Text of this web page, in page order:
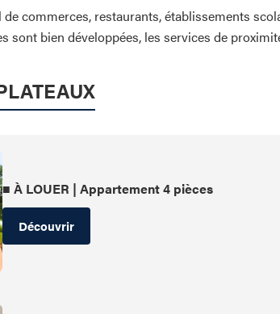
commerces, restaurants, établissements
bien développées, les services de
■ À LOUER | Appartement 4 pièces
Découvrir